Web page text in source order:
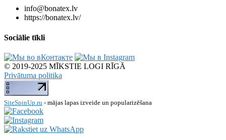
info@bonatex.lv
https://bonatex.lv/
Sociālie tīkli
© 2019-2025 MĪKSTIE LOGI RĪGĀ
Privātuma politika
SiteSpinUp.ru - mājas lapas izveide un popularizēšana